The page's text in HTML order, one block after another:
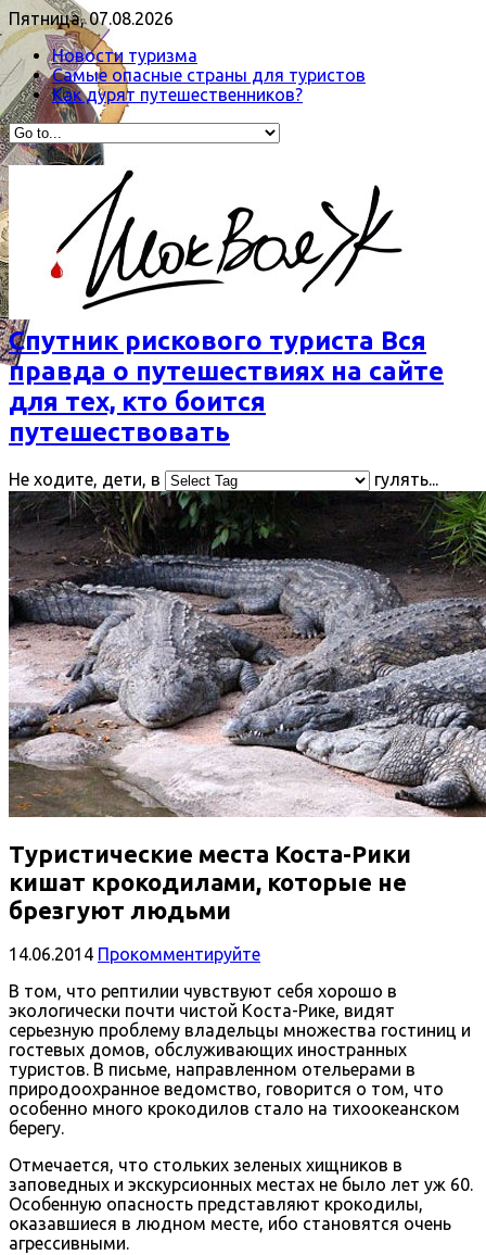
Пятница, 07.08.2026
Новости туризма
Самые опасные страны для туристов
Как дурят путешественников?
Спутник рискового туриста Вся
правда о путешествиях на сайте
для тех, кто боится
путешествовать
Не ходите, дети, в гулять...
Туристические места Коста-Рики
кишат крокодилами, которые не
брезгуют людьми
14.06.2014 Прокомментируйте
В том, что рептилии чувствуют себя хорошо в
экологически почти чистой Коста-Рике, видят
серьезную проблему владельцы множества гостиниц и
гостевых домов, обслуживающих иностранных
туристов. В письме, направленном отельерами в
природоохранное ведомство, говорится о том, что
особенно много крокодилов стало на тихоокеанском
берегу.
Отмечается, что стольких зеленых хищников в
заповедных и экскурсионных местах не было лет уж 60.
Особенную опасность представляют крокодилы,
оказавшиеся в людном месте, ибо становятся очень
агрессивными.